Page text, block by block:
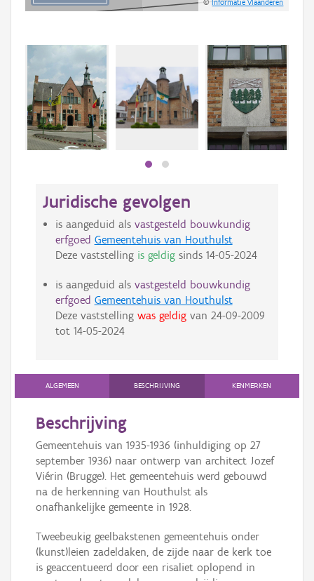
©Informatie Vlaanderen
Juridische gevolgen
is aangeduid als vastgesteld bouwkundig
erfgoed Gemeentehuis van Houthulst
Deze vaststelling is geldigsinds 14-05-2024
is aangeduid als vastgesteld bouwkundig
erfgoed Gemeentehuis van Houthulst
Deze vaststelling was geldigvan 24-09-2009
tot 14-05-2024
ALGEMEEN BESCHRIJVING KENMERKEN
Beschrijving
Gemeentehuis van 1935-1936 (inhuldiging op 27
september 1936) naar ontwerp van architect Jozef
Viérin (Brugge). Het gemeentehuis werd gebouwd
na de herkenning van Houthulst als
onafhankelijke gemeente in 1928.
Tweebeukig geelbakstenen gemeentehuis onder
(kunst)leien zadeldaken, de zijde naar de kerk toe
is geaccentueerd door een risaliet oplopend in